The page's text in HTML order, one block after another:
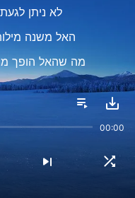
לא ניתן
האל משנה
מה שהאל הופך
מה שהאל הופך
כשבני האדם יהיו
שלב זה
00:00